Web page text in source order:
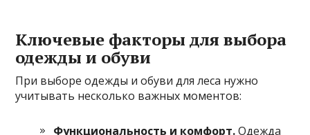
Ключевые факторы для выбора
одежды и обуви
При выборе одежды и обуви для леса нужно
учитывать несколько важных моментов:
Функциональность и комфорт.Одежда